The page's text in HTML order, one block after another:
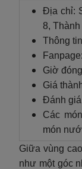
Địa chỉ:
8,
Thông
Fanpage:
Giờ
Giá
Đánh giá
Các
món
Giữa vùng
như một góc